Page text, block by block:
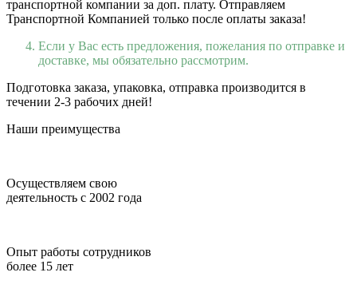
транспортной компании за доп. плату. Отправляем
Транспортной Компанией только после оплаты заказа!
Если у Вас есть предложения, пожелания по отправке и
доставке, мы обязательно рассмотрим.
Подготовка заказа, упаковка, отправка производится в
течении 2-3 рабочих дней!
Наши преимущества
Осуществляем свою
деятельность с 2002 года
Опыт работы сотрудников
более 15 лет